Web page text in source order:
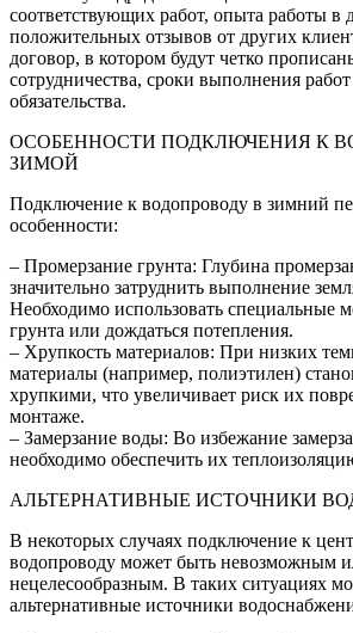
соответствующих работ, опыта работы в
положительных отзывов от других
договор, в котором будут четко
сотрудничества, сроки выполнения
обязательства.
ОСОБЕННОСТИ ПОДКЛЮЧЕНИЯ К
ЗИМОЙ
Подключение к водопроводу в зимний
особенности:
– Промерзание грунта: Глубина
значительно затруднить выполнение
Необходимо использовать специальные
грунта или дождаться потепления.
– Хрупкость материалов: При низких
материалы (например, полиэтилен)
хрупкими, что увеличивает риск их
монтаже.
– Замерзание воды: Во избежание
необходимо обеспечить их
АЛЬТЕРНАТИВНЫЕ ИСТОЧНИКИ
В некоторых случаях подключение к
водопроводу может быть невозможным
нецелесообразным. В таких ситуациях
альтернативные источники